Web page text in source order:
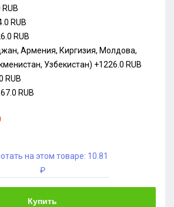
RUB
RUB
Армения, Киргизия, Молдова,
Узбекистан) +1226.0 RUB
RUB
RUB
на этом товаре: 10.81
₽
Купить